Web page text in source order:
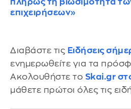
επιχειρήσεων»
Διαβάστε τις Ειδήσεις
ενημερωθείτε για τα
Ακολουθήστε το Skai.gr
μάθετε πρώτοι όλες τις